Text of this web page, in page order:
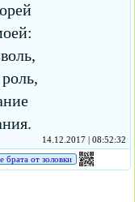
14.12.2017 | 08:52:32
от золовки